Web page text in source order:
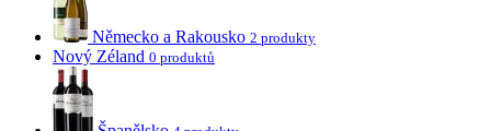
Německo a Rakousko 2 produkty
Nový Zéland 0 produktů